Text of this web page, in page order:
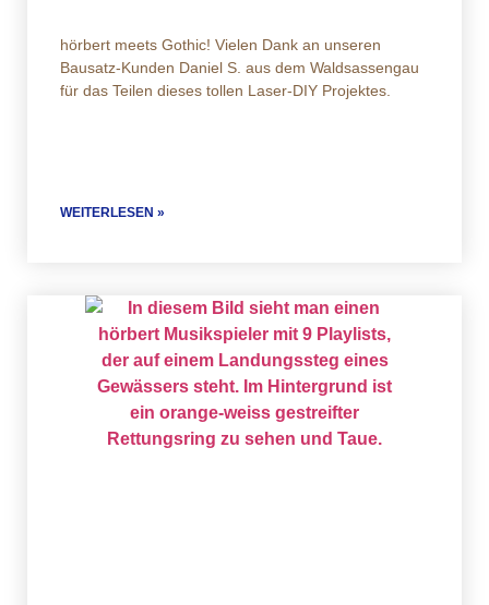
hörbert meets Gothic! Vielen Dank an unseren
Bausatz-Kunden Daniel S. aus dem Waldsassengau
für das Teilen dieses tollen Laser-DIY Projektes.
WEITERLESEN »